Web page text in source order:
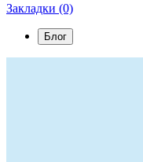
Закладки (0)
Блог